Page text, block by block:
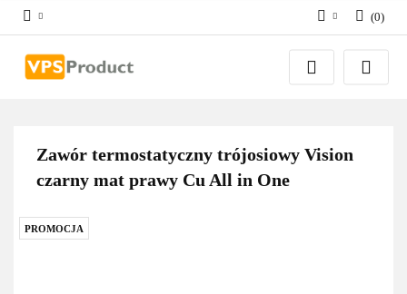
Zaloguj się
Zarejestruj się
(0)
Zawór termostatyczny trójosiowy Vision
czarny mat prawy Cu All in One
PROMOCJA